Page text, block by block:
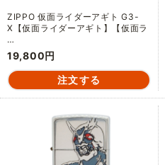
ZIPPO 仮面ライダーアギト G3-
X【仮面ライダーアギト】【仮面ラ
…
19,800円